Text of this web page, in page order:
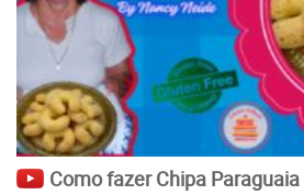
Como fazer Chipa